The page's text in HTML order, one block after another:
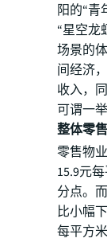
阳的“青
“星空龙
场景的
间经济
收入，
可谓一举
整体零
零售物
15.9元
分点。
比小幅
每平方